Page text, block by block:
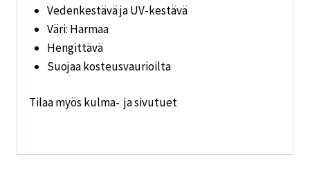
Vedenkestävä ja UV-kestävä
Väri: Harmaa
Hengittävä
Suojaa kosteusvaurioilta
Tilaa myös kulma- ja sivutuet